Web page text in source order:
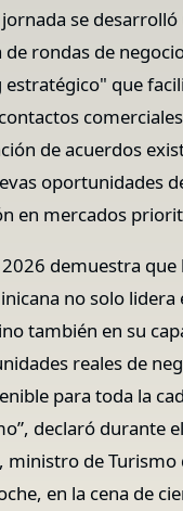
se desarrolló
rondas de
que
de acuerdos
oportunidades
en mercados
2026 demuestra que
no solo lidera
también en su
reales de
para toda la
declaró durante
, ministro de Turismo
en la cena de